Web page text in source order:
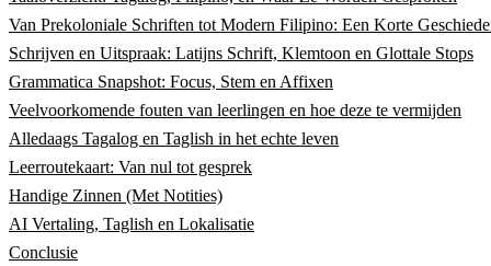
Van Prekoloniale Schriften tot Modern Filipino: Een Korte
Schrijven en Uitspraak: Latijns Schrift, Klemtoon en Glottale Stops
Grammatica Snapshot: Focus, Stem en Affixen
Veelvoorkomende fouten van leerlingen en hoe deze te vermijden
Alledaags Tagalog en Taglish in het echte leven
Leerroutekaart: Van nul tot gesprek
Handige Zinnen (Met Notities)
AI Vertaling, Taglish en Lokalisatie
Conclusie